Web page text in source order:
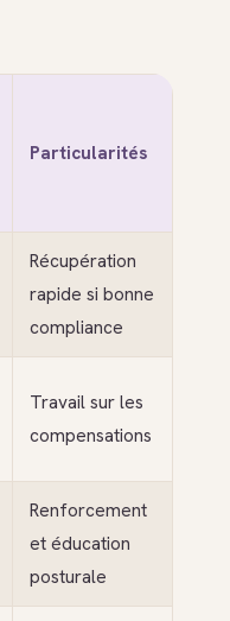
Particularités
Récupération
rapide si bonne
compliance
Travail sur les
compensations
Renforcement
et éducation
posturale